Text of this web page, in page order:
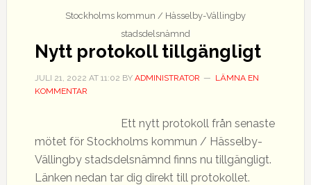
Stockholms kommun / Hässelby-Vällingby
stadsdelsnämnd
Nytt protokoll tillgängligt
JULI 21, 2022 AT 11:02 BY ADMINISTRATOR
LÄMNA EN
KOMMENTAR
Ett nytt protokoll från senaste
mötet för Stockholms kommun / Hässelby-
Vällingby stadsdelsnämnd finns nu tillgängligt.
Länken nedan tar dig direkt till protokollet.